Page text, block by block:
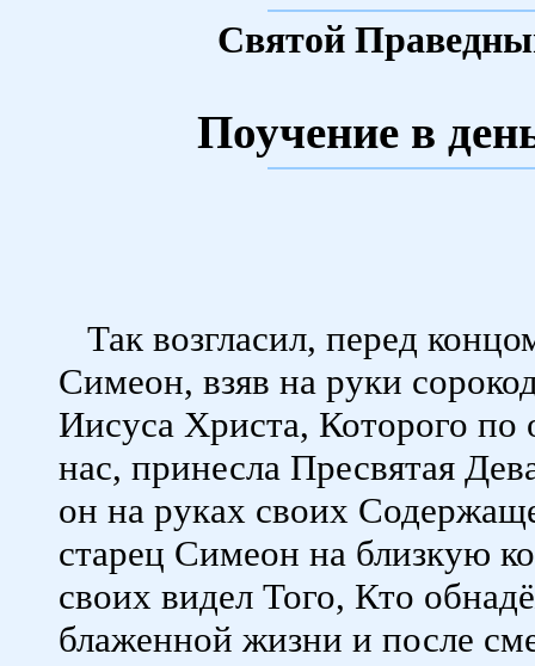
Святой
Поучение в
Так возгласил, перед
Симеон, взяв на руки
Иисуса Христа, Которого
нас, принесла Пресвятая
он на руках своих
старец Симеон на близкую
своих видел Того, Кто
блаженной жизни и после